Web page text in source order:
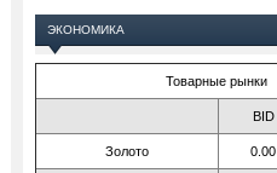
ЭКОНОМИКА
Товарные рынки
BID
Золото 0.00